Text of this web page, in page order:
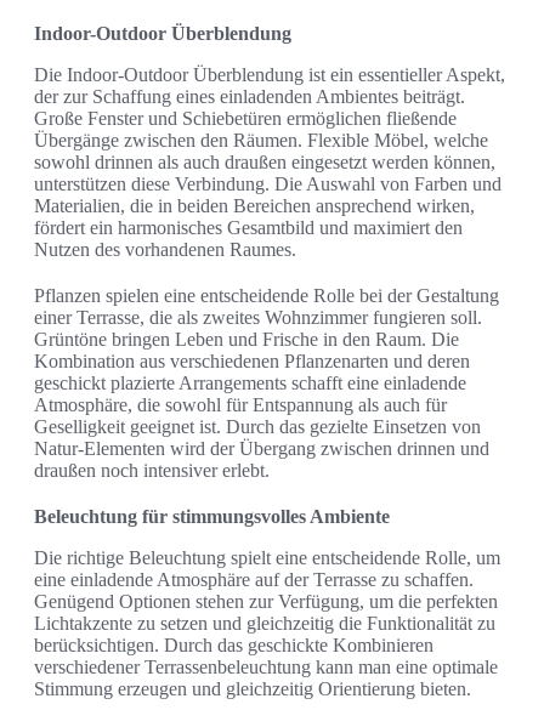
Indoor-Outdoor Überblendung
Die Indoor-Outdoor Überblendung ist ein essentieller Aspekt,
der zur Schaffung eines einladenden Ambientes beiträgt.
Große Fenster und Schiebetüren ermöglichen fließende
Übergänge zwischen den Räumen. Flexible Möbel, welche
sowohl drinnen als auch draußen eingesetzt werden können,
unterstützen diese Verbindung. Die Auswahl von Farben und
Materialien, die in beiden Bereichen ansprechend wirken,
fördert ein harmonisches Gesamtbild und maximiert den
Nutzen des vorhandenen Raumes.
Pflanzen spielen eine entscheidende Rolle bei der Gestaltung
einer Terrasse, die als zweites Wohnzimmer fungieren soll.
Grüntöne bringen Leben und Frische in den Raum. Die
Kombination aus verschiedenen Pflanzenarten und deren
geschickt plazierte Arrangements schafft eine einladende
Atmosphäre, die sowohl für Entspannung als auch für
Geselligkeit geeignet ist. Durch das gezielte Einsetzen von
Natur-Elementen wird der Übergang zwischen drinnen und
draußen noch intensiver erlebt.
Beleuchtung für stimmungsvolles Ambiente
Die richtige Beleuchtung spielt eine entscheidende Rolle, um
eine einladende Atmosphäre auf der Terrasse zu schaffen.
Genügend Optionen stehen zur Verfügung, um die perfekten
Lichtakzente zu setzen und gleichzeitig die Funktionalität zu
berücksichtigen. Durch das geschickte Kombinieren
verschiedener Terrassenbeleuchtung kann man eine optimale
Stimmung erzeugen und gleichzeitig Orientierung bieten.